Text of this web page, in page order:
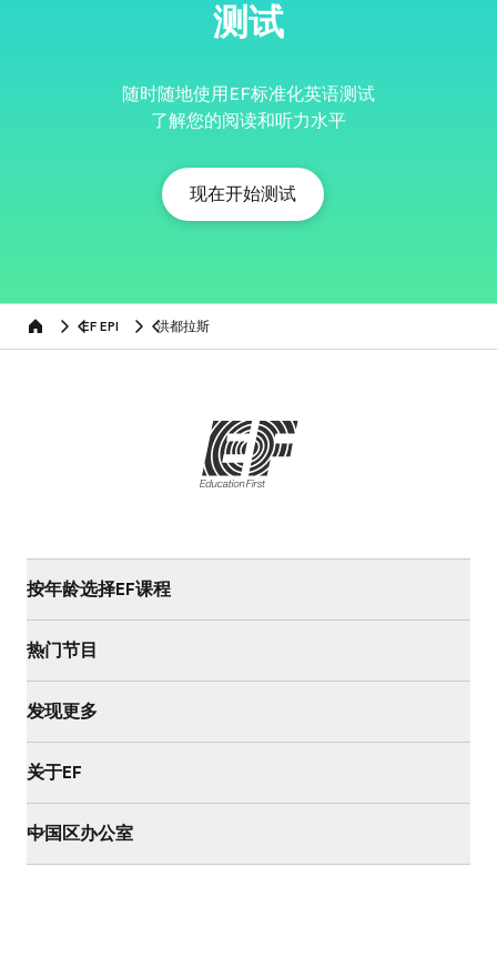
测试
随时随地使用EF标准化英语测试
了解您的阅读和听力水平
现在开始测试
Home EF EPI 洪都拉斯
按年龄选择EF课程
热门节目
发现更多
关于EF
中国区办公室